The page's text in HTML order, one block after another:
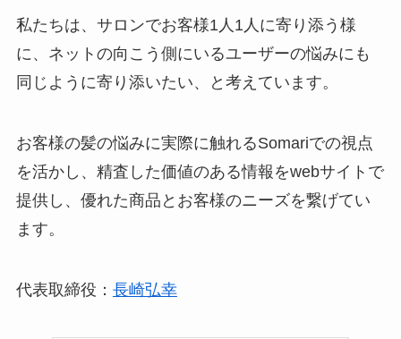
私たちは、サロンでお客様1人1人に寄り添う様
に、ネットの向こう側にいるユーザーの悩みにも
同じように寄り添いたい、と考えています。
お客様の髪の悩みに実際に触れるSomariでの視点
を活かし、精査した価値のある情報をwebサイトで
提供し、優れた商品とお客様のニーズを繋げてい
ます。
代表取締役： 長崎弘幸